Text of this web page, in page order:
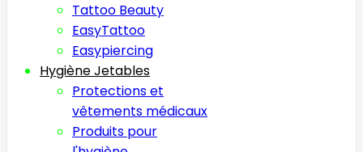
Tattoo Beauty
EasyTattoo
Easypiercing
Hygiène Jetables
Protections et
vêtements médicaux
Produits pour